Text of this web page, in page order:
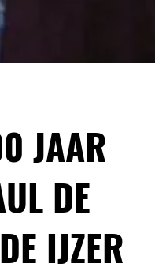
JAAR
DE
IJZER